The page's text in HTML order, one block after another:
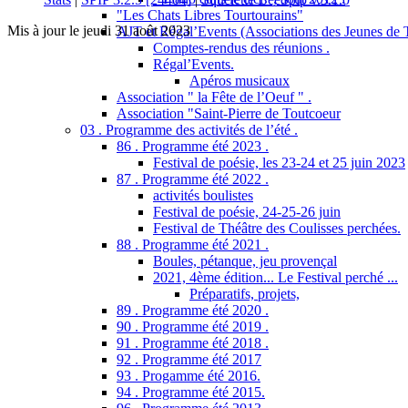
"Les Chats Libres Tourtourains"
AJT et Régal’Events (Associations des Jeunes de
Comptes-rendus des réunions .
Régal’Events.
Apéros musicaux
Association " la Fête de l’Oeuf " .
Association "Saint-Pierre de Toutcoeur
03 . Programme des activités de l’été .
86 . Programme été 2023 .
Festival de poésie, les 23-24 et 25 juin 2023
87 . Programme été 2022 .
activités boulistes
Festival de poésie, 24-25-26 juin
Festival de Théâtre des Coulisses perchées.
88 . Programme été 2021 .
Boules, pétanque, jeu provençal
2021, 4ème édition... Le Festival perché ...
Préparatifs, projets,
89 . Programme été 2020 .
90 . Programme été 2019 .
91 . Programme été 2018 .
92 . Programme été 2017
93 . Progamme été 2016.
94 . Programme été 2015.
Mis à jour le jeudi 31 août 2023